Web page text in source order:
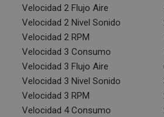
Velocidad 2 Flujo Aire
Velocidad 2 Nivel Sonido
Velocidad 2 RPM
Velocidad 3 Consumo
Velocidad 3 Flujo Aire
Velocidad 3 Nivel Sonido
Velocidad 3 RPM
Velocidad 4 Consumo